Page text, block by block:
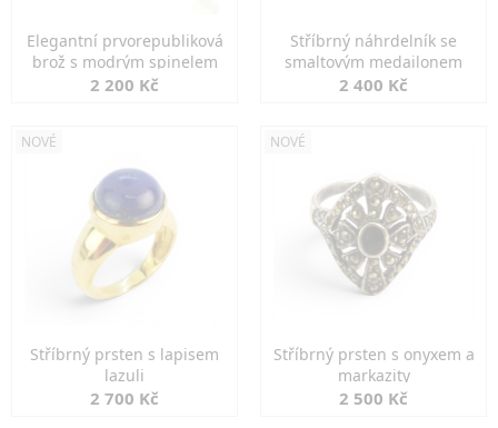
Elegantní prvorepubliková
brož s modrým spinelem
2 200 Kč
Stříbrný náhrdelník se
smaltovým medailonem
2 400 Kč
NOVÉ
Stříbrný prsten s lapisem
lazuli
2 700 Kč
NOVÉ
Stříbrný prsten s onyxem a
markazity
2 500 Kč